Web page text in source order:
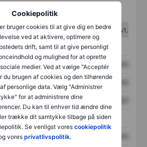
Cookiepolitik
bruger cookies til at give dig en bedre
ved at aktivere, optimere og
drift, samt til at give personligt
og mulighed for at oprette
medier. Ved at vælge "Acceptér
du brugen af cookies og den tilhørende
personlige data. Vælg "Administrer
for at administrere dine
Du kan til enhver tid ændre dine
trække dit samtykke tilbage på siden
Se venligst vores cookiepolitik
voresprivatlivspolitik.
1. kvt.
2. kvt.
XXXXXXX XXXXXXX
XXXXXXX
XXXXXXX
XXXXXXX